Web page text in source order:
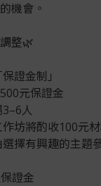
機會。
整🌿
證金制」
元保證金
人
坊將酌收100元
擇有興趣的主題
證金